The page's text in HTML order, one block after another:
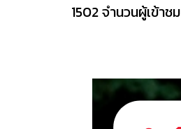
1502 จำนวนผู้เข้าชม